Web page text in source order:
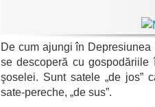
De cum ajungi în
se descoperă cu
şoselei. Sunt satele „de jos”
sate-pereche, „de sus”.